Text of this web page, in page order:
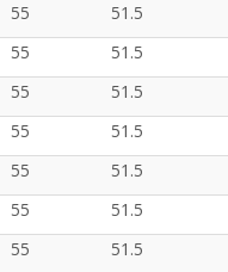
55 51.5
55 51.5
55 51.5
55 51.5
55 51.5
55 51.5
55 51.5